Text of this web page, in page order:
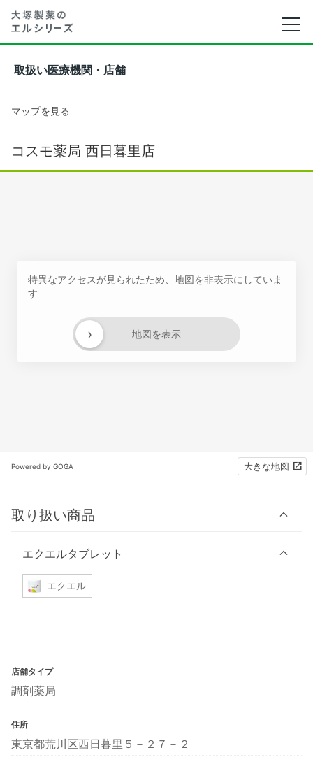
取扱い医療機関・店舗
マップを見る
コスモ薬局 西日暮里店
特異なアクセスが見られたため、地図を非表示にしていま
す
地図を表示
›
Powered by GOGA 大きな地図
取り扱い商品
エクエルタブレット
エクエル
店舗タイプ
調剤薬局
住所
東京都荒川区西日暮里５－２７－２